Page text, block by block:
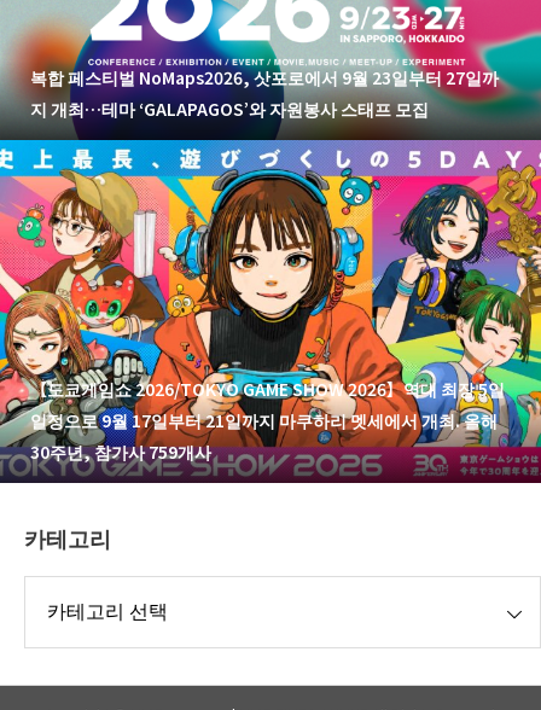
복합 페스티벌 NoMaps2026, 삿포로에서 9월 23일부터 27일까
지 개최…테마 ‘GALAPAGOS’와 자원봉사 스태프 모집
【도쿄게임쇼 2026/TOKYO GAME SHOW 2026】역대 최장 5일
일정으로 9월 17일부터 21일까지 마쿠하리 멧세에서 개최. 올해
30주년, 참가사 759개사
카테고리